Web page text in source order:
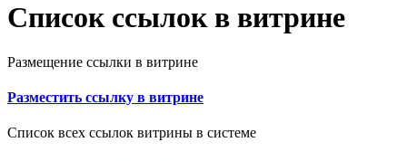
Список ссылок в витрине
Размещение ссылки в витрине
Разместить ссылку в витрине
Список всех ссылок витрины в системе